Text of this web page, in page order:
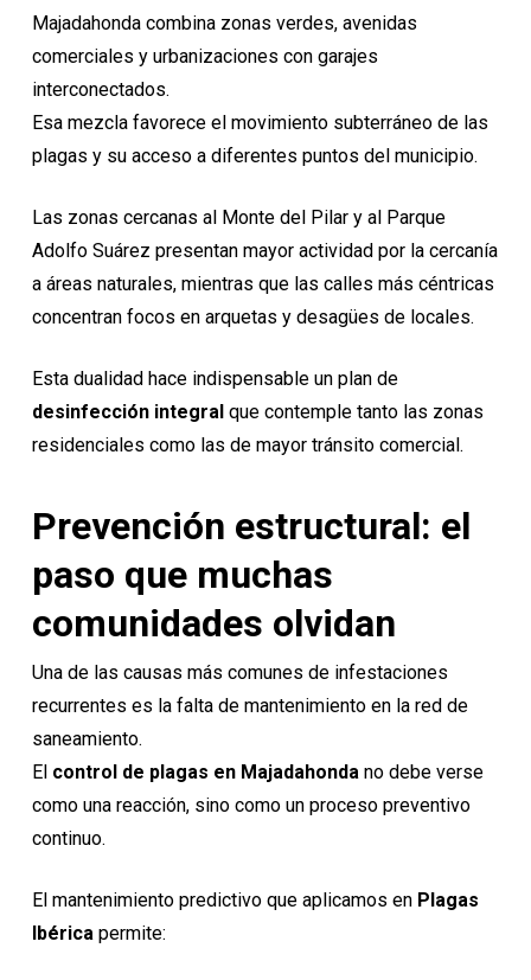
Majadahonda combina zonas verdes, avenidas
comerciales y urbanizaciones con garajes
interconectados.
Esa mezcla favorece el movimiento subterráneo de las
plagas y su acceso a diferentes puntos del municipio.
Las zonas cercanas al Monte del Pilar y al Parque
Adolfo Suárez presentan mayor actividad por la cercanía
a áreas naturales, mientras que las calles más céntricas
concentran focos en arquetas y desagües de locales.
Esta dualidad hace indispensable un plan de
desinfección integralque contemple tanto las zonas
residenciales como las de mayor tránsito comercial.
Prevención estructural: el
paso que muchas
comunidades olvidan
Una de las causas más comunes de infestaciones
recurrentes es la falta de mantenimiento en la red de
saneamiento.
El control de plagas en Majadahondano debe verse
como una reacción, sino como un proceso preventivo
continuo.
El mantenimiento predictivo que aplicamos en Plagas
Ibéricapermite: